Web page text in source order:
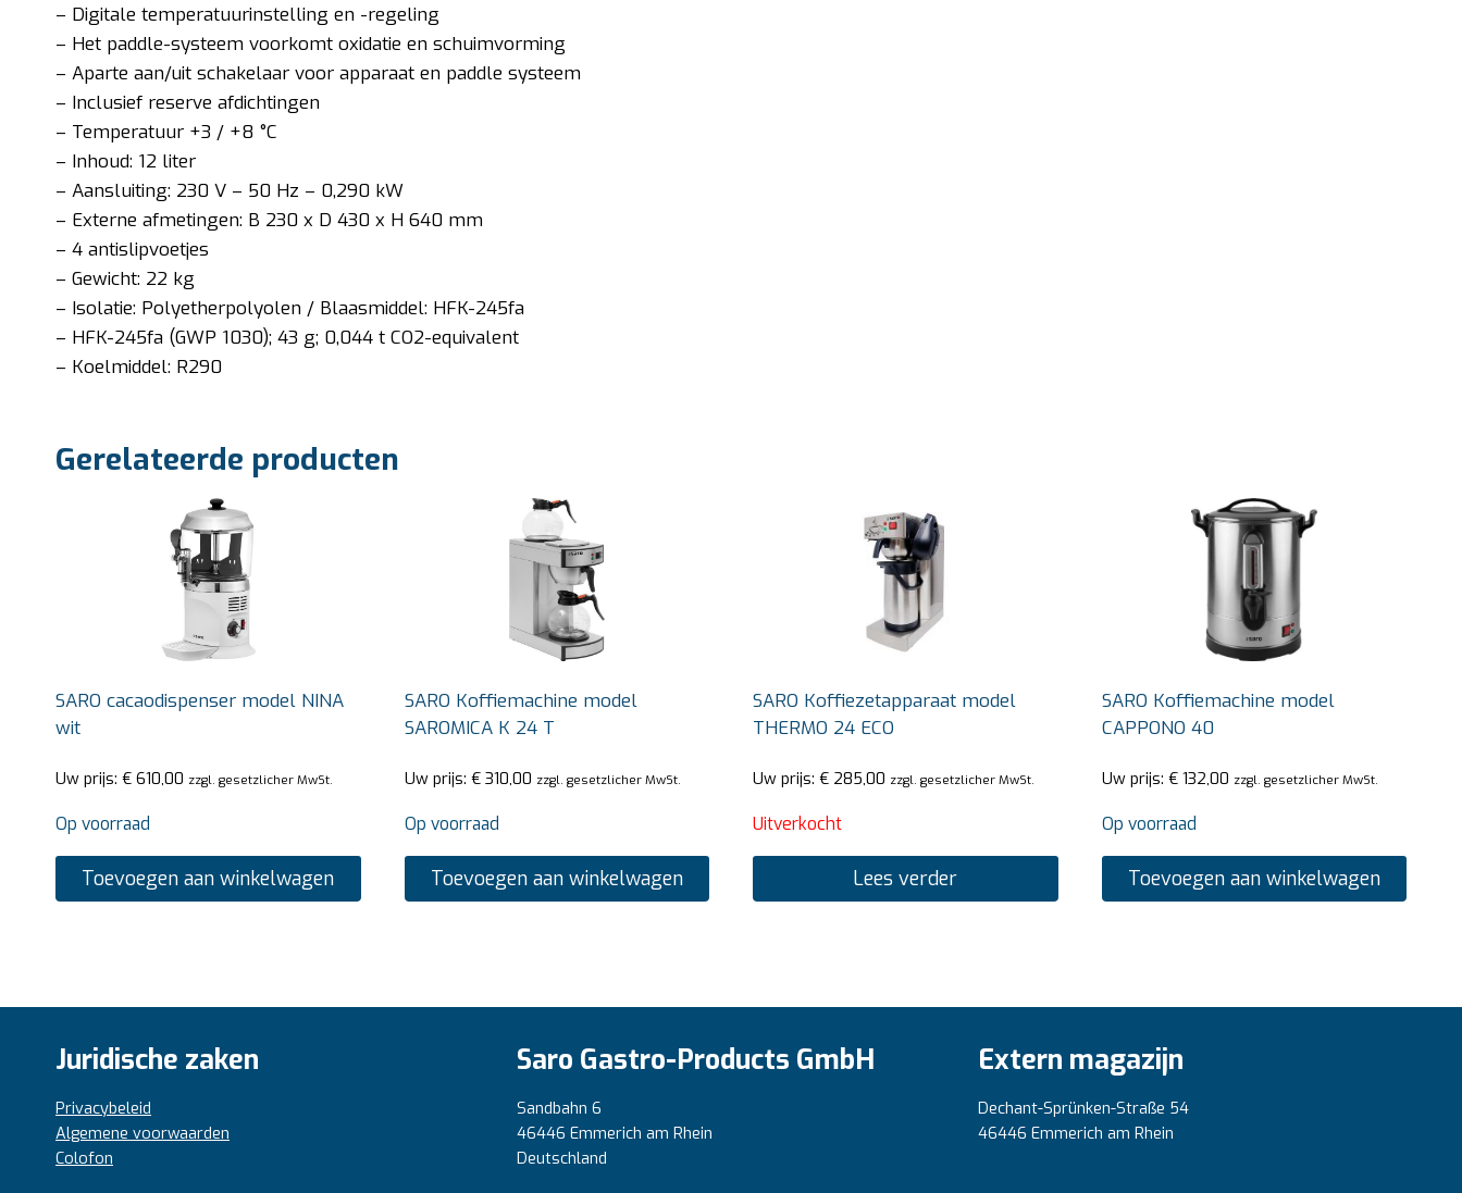
– Digitale temperatuurinstelling en -regeling
– Het paddle-systeem voorkomt oxidatie en schuimvorming
– Aparte aan/uit schakelaar voor apparaat en paddle systeem
– Inclusief reserve afdichtingen
– Temperatuur +3 / +8 °C
– Inhoud: 12 liter
– Aansluiting: 230 V – 50 Hz – 0,290 kW
– Externe afmetingen: B 230 x D 430 x H 640 mm
– 4 antislipvoetjes
– Gewicht: 22 kg
– Isolatie: Polyetherpolyolen / Blaasmiddel: HFK-245fa
– HFK-245fa (GWP 1030); 43 g; 0,044 t CO2-equivalent
– Koelmiddel: R290
Gerelateerde producten
SARO cacaodispenser model NINA
wit
Uw prijs: € 610,00 zzgl. gesetzlicher MwSt.
Op voorraad
Toevoegen aan winkelwagen
SARO Koffiemachine model
SAROMICA K 24 T
Uw prijs: €310,00 zzgl. gesetzlicher MwSt.
Op voorraad
Toevoegen aan winkelwagen
SARO Koffiezetapparaat model
THERMO 24 ECO
Uw prijs: € 285,00 zzgl. gesetzlicher MwSt.
Uitverkocht
Lees verder
SARO Koffiemachine model
CAPPONO 40
Uw prijs: €132,00 zzgl. gesetzlicher MwSt.
Op voorraad
Toevoegen aan winkelwagen
Juridische zaken
Privacybeleid
Algemene voorwaarden
Colofon
Saro Gastro-Products GmbH
Sandbahn 6
46446 Emmerich am Rhein
Deutschland
Extern magazijn
Dechant-Sprünken-Straße 54
46446 Emmerich am Rhein